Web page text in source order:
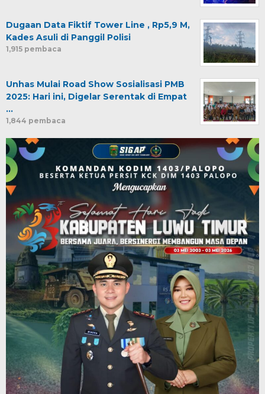
Dugaan Data Fiktif Tower Line , Rp5,9 M,
Kades Asuli di Panggil Polisi
1,915 pembaca
Unhas Mulai Road Show Sosialisasi PMB
2025: Hari ini, Digelar Serentak di Empat
…
1,844 pembaca